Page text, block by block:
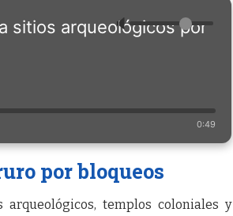
sitios arqueológicos por
🔈
0:49
por bloqueos
arqueológicos, templos coloniales y